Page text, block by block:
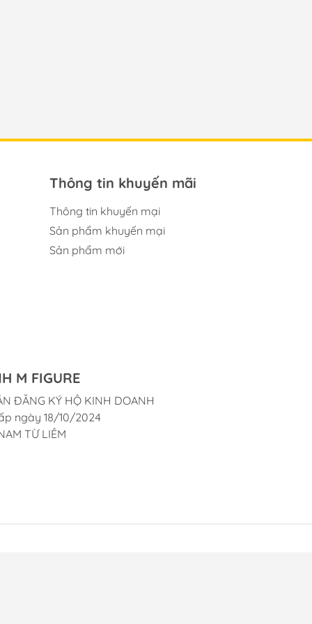
Thông tin khuyến mãi
Thông tin khuyến mại
Sản phẩm khuyến mại
Sản phẩm mới
M FIGURE
ĐĂNG KÝ HỘ KINH DOANH
ngày 18/10/2024
TỪ LIÊM